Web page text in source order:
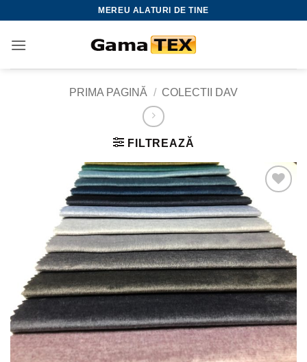
content
MEREU ALATURI DE TINE
PRIMA PAGINĂ / COLECTII DAV
FILTREAZĂ
Adauga
favorite